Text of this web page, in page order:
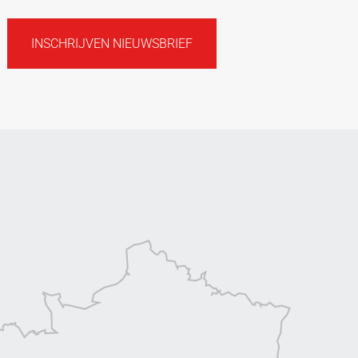
INSCHRIJVEN NIEUWSBRIEF